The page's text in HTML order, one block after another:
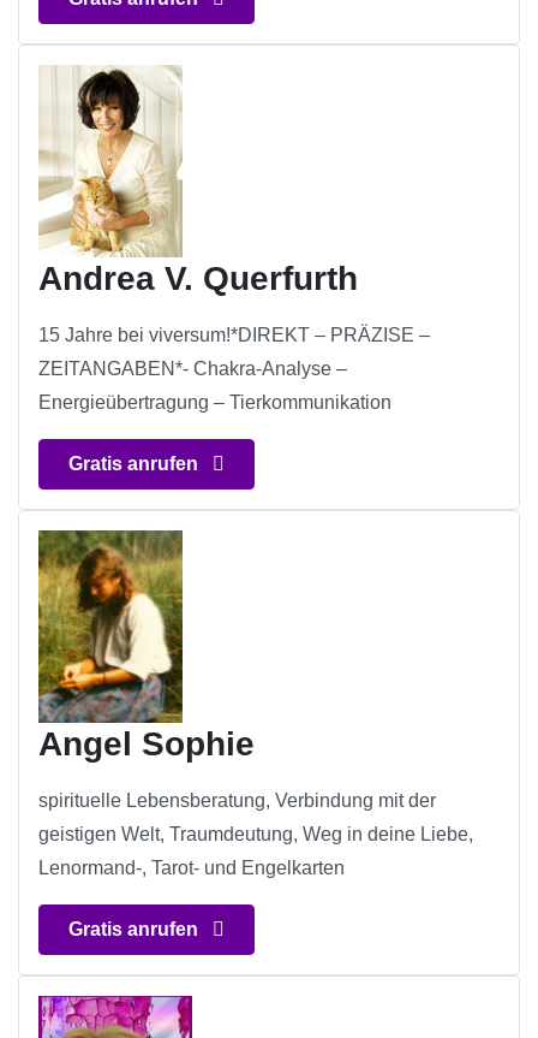
Andrea V. Querfurth
15 Jahre bei viversum!*DIREKT – PRÄZISE –
ZEITANGABEN*- Chakra-Analyse –
Energieübertragung – Tierkommunikation
Gratis anrufen
Angel Sophie
spirituelle Lebensberatung, Verbindung mit der
geistigen Welt, Traumdeutung, Weg in deine Liebe,
Lenormand-, Tarot- und Engelkarten
Gratis anrufen